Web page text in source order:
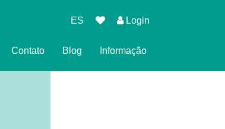
ES Login
Contato Blog Informação